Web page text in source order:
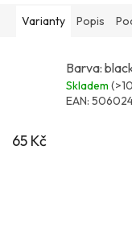
Varianty Popis
Barva:
Skladem
EAN:
65 Kč